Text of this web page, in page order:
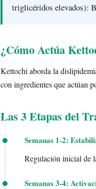
triglicéridos elevados):
¿Cómo Actúa
Kettochi aborda la
con ingredientes que actúan
Las 3 Etapas del
Semanas 1-2:
Regulación inicial de
Semanas 3-4: